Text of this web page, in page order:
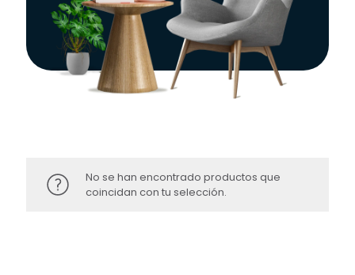
No se han encontrado productos que
coincidan con tu selección.